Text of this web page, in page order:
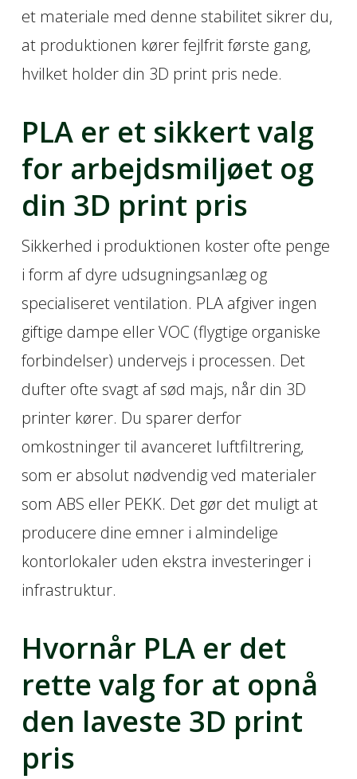
et materiale med denne stabilitet sikrer du,
at produktionen kører fejlfrit første gang,
hvilket holder din 3D print pris nede.
PLA er et sikkert valg
for arbejdsmiljøet og
din 3D print pris
Sikkerhed i produktionen koster ofte penge
i form af dyre udsugningsanlæg og
specialiseret ventilation. PLA afgiver ingen
giftige dampe eller VOC (flygtige organiske
forbindelser) undervejs i processen. Det
dufter ofte svagt af sød majs, når din 3D
printer kører. Du sparer derfor
omkostninger til avanceret luftfiltrering,
som er absolut nødvendig ved materialer
som ABS eller PEKK. Det gør det muligt at
producere dine emner i almindelige
kontorlokaler uden ekstra investeringer i
infrastruktur.
Hvornår PLA er det
rette valg for at opnå
den laveste 3D print
pris